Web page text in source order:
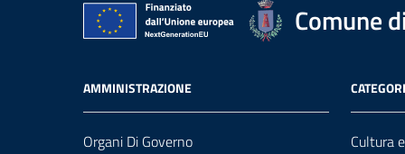
Comune
AMMINISTRAZIONE
Organi Di Governo
Cultura